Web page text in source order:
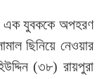
এক যুবককে অপহরণ
ছিনিয়ে নেওয়ার
(৩৮) রায়পুরা